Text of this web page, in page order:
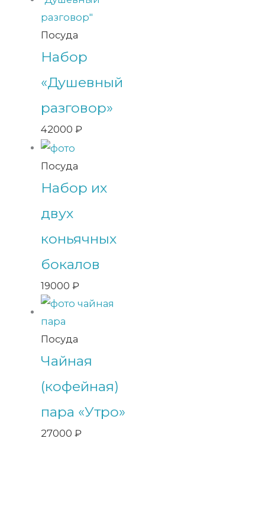
Посуда
Набор
«Душевный
разговор»
42000₽
Посуда
Набор их
двух
коньячных
бокалов
19000₽
Посуда
Чайная
(кофейная)
пара «Утро»
27000₽